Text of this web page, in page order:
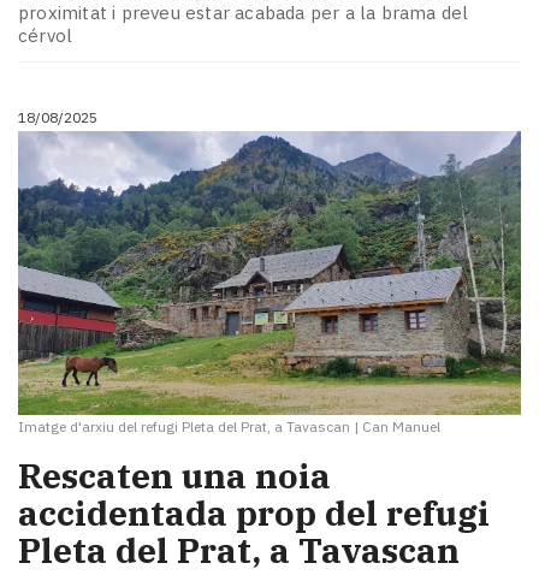
proximitat i preveu estar acabada per a la brama del
cérvol
18/08/2025
Imatge d'arxiu del refugi Pleta del Prat, a Tavascan | Can Manuel
Rescaten una noia
accidentada prop del refugi
Pleta del Prat, a Tavascan